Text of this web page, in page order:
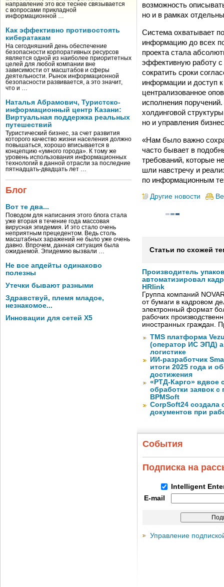
направление это все теснее связывается
с вопросами прикладной
информационной …
Как эффективно противостоять
кибератакам
На сегодняшний день обеспечение
безопасности корпоративных ресурсов
является одной из наиболее приоритетных
целей для любой компании вне
зависимости от масштабов и сферы
деятельности. Рынок информационной
безопасности развивается, а это значит,
что и …
Наталья Абрамович, Туристско-
информационный центр Казани:
Виртуальная поддержка реальных
путешествий
Туристический бизнес, за счет развития
которого качество жизни населения должно
повышаться, хорошо вписывается в
концепцию «умного города». К тому же
уровень использования информационных
технологий в данной отрасли за последние
пятнадцать-двадцать лет …
Блог
Вот те два...
Поводом для написания этого блога стала
уже вторая в течение года массовая
вирусная эпидемия. И это стало очень
неприятным прецедентом. Ведь столь
масштабных заражений не было уже очень
давно. Впрочем, данная ситуация была
ожидаемой. Эпидемию вызвали …
Не все апдейты одинаково
полезны
Утечки бывают разными
Здравствуй, племя младое,
незнакомое...
Инновации для сетей X5
возможность
но и в рамках
Система охватывает
информацию до всех
проекта стала
эффективную работу с
сократить сроки
информации и доступ
централизованное
исполнения
холдинговой
но и управления
«Нам было важно
часто бывает в
требований, которые
шли навстречу и
по информационным
Другие новости
Статьи по схожей
Производитель
автоматизировал
HRlink
Группа компаний
от бумаги в кадровом
электронный формат
рабочих
иностранных граждан.
TMS платформа
(оператор ИС ЭПД)
логистике
ИИ-разработчик
итоги 2025 года и
достижения
«РТД-Карго» вдвое
обработки заявок
BPMSoft
CorpSoft24 создала
документов при
События
Подписка на
Intelligent
E-mail
Управление